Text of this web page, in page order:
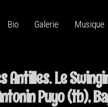
Bio Galerie Musique
Le
Puyo (tb),